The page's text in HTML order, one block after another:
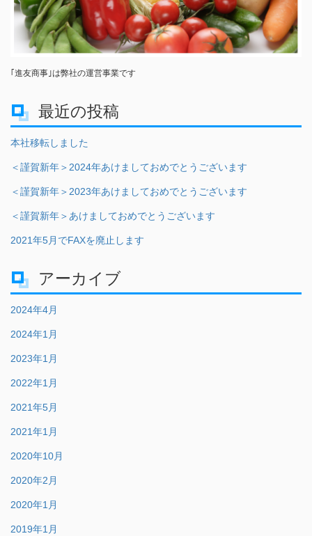
｢進友商事｣は弊社の運営事業です
最近の投稿
本社移転しました
＜謹賀新年＞2024年あけましておめでとうございます
＜謹賀新年＞2023年あけましておめでとうございます
＜謹賀新年＞あけましておめでとうございます
2021年5月でFAXを廃止します
アーカイブ
2024年4月
2024年1月
2023年1月
2022年1月
2021年5月
2021年1月
2020年10月
2020年2月
2020年1月
2019年1月